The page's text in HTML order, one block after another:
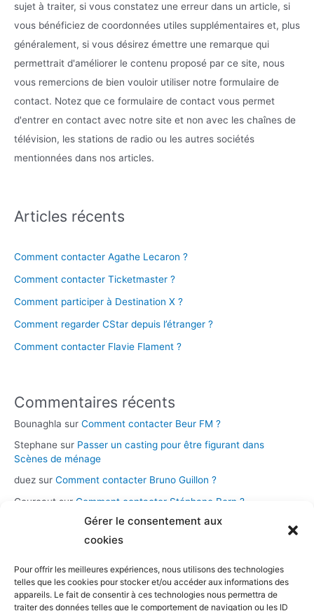
Gérer le consentement aux
cookies
Pour offrir les meilleures expériences, nous utilisons des technologies
telles que les cookies pour stocker et/ou accéder aux informations des
appareils. Le fait de consentir à ces technologies nous permettra de
traiter des données telles que le comportement de navigation ou les ID
sujet à traiter, si vous constatez une erreur dans un article, si
vous bénéficiez de coordonnées utiles supplémentaires et, plus
généralement, si vous désirez émettre une remarque qui
permettrait d'améliorer le contenu proposé par ce site, nous
vous remercions de bien vouloir utiliser notre formulaire de
contact. Notez que ce formulaire de contact vous permet
d'entrer en contact avec notre site et non avec les chaînes de
télévision, les stations de radio ou les autres sociétés
mentionnées dans nos articles.
Articles récents
Comment contacter Agathe Lecaron ?
Comment contacter Ticketmaster ?
Comment participer à Destination X ?
Comment regarder CStar depuis l’étranger ?
Comment contacter Flavie Flament ?
Commentaires récents
Bounaghla sur Comment contacter Beur FM ?
Stephane sur Passer un casting pour être figurant dans
Scènes de ménage
duez sur Comment contacter Bruno Guillon ?
Coureaut sur Comment contacter Stéphane Bern ?
Comment contacter la chaîne Novo 19 ?
Catégories
Assistance et démarches